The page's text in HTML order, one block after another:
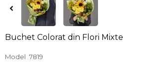
Buchet Colorat din Flori Mixte
Model 7819